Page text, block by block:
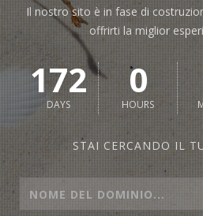
Il nostro sito è in fase di
offrirti la miglior
172
DAYS
0
HOURS
STAI CERCANDO IL